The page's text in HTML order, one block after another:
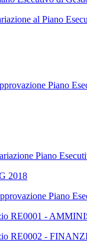
al Piano
Piano
Piano
2018
Piano
RE0001 -
RE0002 -